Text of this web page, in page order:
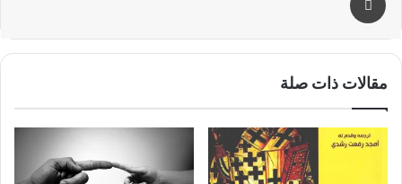
مقالات ذات صلة